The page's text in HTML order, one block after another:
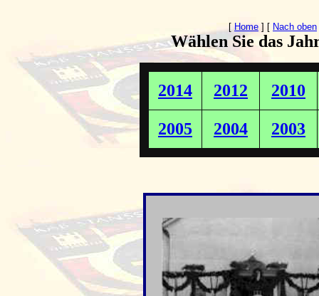
[Home ] [ Nach oben
Wählen Sie das
2014 2012 2010
2005 2004 2003